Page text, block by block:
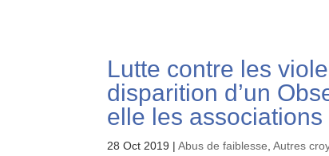
Lutte contre les
disparition d’un
elle les associations
28 Oct 2019 |Abus de faiblesse ,Autres